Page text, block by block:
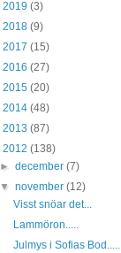
2019 (3)
2018 (9)
2017 (15)
2016 (27)
2015 (20)
2014 (48)
2013 (87)
2012 (138)
►december(7)
▼november(12)
Visst snöar det...
Lammöron.....
Julmys i Sofias Bod.....